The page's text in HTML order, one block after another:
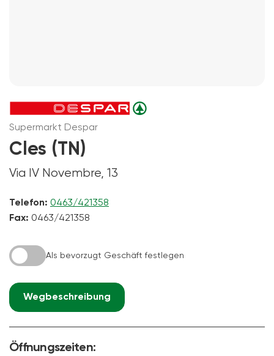
Supermarkt Despar
Cles (TN)
Via IV Novembre, 13
Telefon: 0463/421358
Fax: 0463/421358
Als bevorzugt Geschäft festlegen
Wegbeschreibung
Öffnungszeiten: